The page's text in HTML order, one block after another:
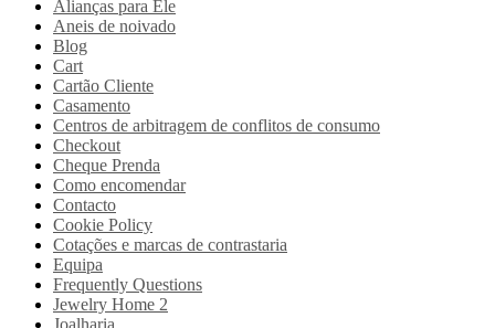
Alianças para Ele
Aneis de noivado
Blog
Cart
Cartão Cliente
Casamento
Centros de arbitragem de conflitos de consumo
Checkout
Cheque Prenda
Como encomendar
Contacto
Cookie Policy
Cotações e marcas de contrastaria
Equipa
Frequently Questions
Jewelry Home 2
Joalharia